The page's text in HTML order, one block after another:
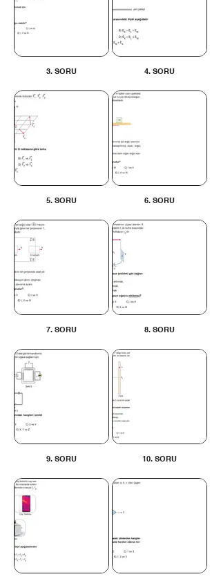
3. SORU 4. SORU
5. SORU 6. SORU
7. SORU 8. SORU
9. SORU 10. SORU